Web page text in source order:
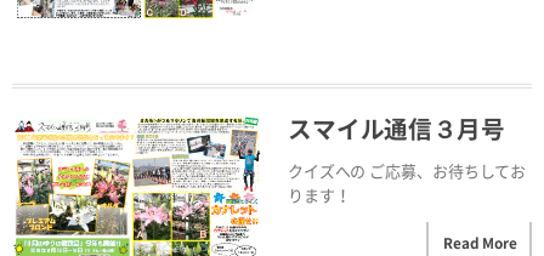
スマイル通信３月号
クイズへの ご応募、お待ちしてお
ります！
Read More